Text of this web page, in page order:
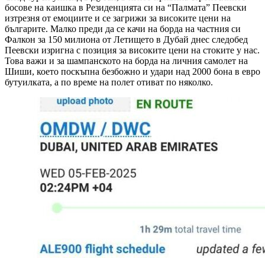
босове на каишка в Резиденцията си на “Палмата” Пеевски
изтрезня от емоциите и се загрижи за високите цени на
българите. Малко преди да се качи на борда на частния си
Фалкон за 150 милиона от Летището в Дубай днес следобед
Пеевски изригна с позиция за високите цени на стоките у нас.
Това важи и за шампанското на борда на личния самолет на
Шиши, което поскъпна безбожно и удари над 2000 бона в евро
бутуилката, а по време на полет отиват по няколко.